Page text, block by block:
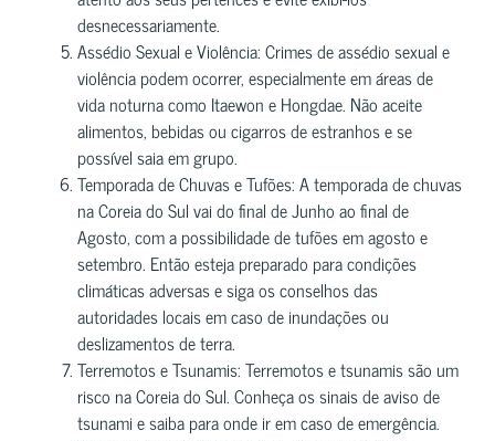
desnecessariamente.
Assédio Sexual e Violência: Crimes de assédio sexual e
violência podem ocorrer, especialmente em áreas de
vida noturna como Itaewon e Hongdae. Não aceite
alimentos, bebidas ou cigarros de estranhos e se
possível saia em grupo.
Temporada de Chuvas e Tufões: A temporada de chuvas
na Coreia do Sul vai do final de Junho ao final de
Agosto, com a possibilidade de tufões em agosto e
setembro. Então esteja preparado para condições
climáticas adversas e siga os conselhos das
autoridades locais em caso de inundações ou
deslizamentos de terra.
Terremotos e Tsunamis: Terremotos e tsunamis são um
risco na Coreia do Sul. Conheça os sinais de aviso de
tsunami e saiba para onde ir em caso de emergência.